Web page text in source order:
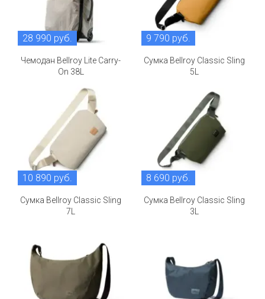
28 990 руб.
Чемодан Bellroy Lite Carry-
On 38L
9 790 руб.
Сумка Bellroy Classic Sling
5L
10 890 руб.
Сумка Bellroy Classic Sling
7L
8 690 руб.
Сумка Bellroy Classic Sling
3L